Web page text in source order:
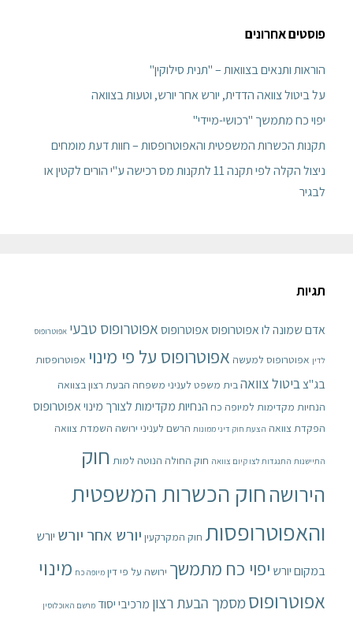
פוסטים אחרונים
הוראות ותנאים בצוואות – "תנית סילוקין"
על ביטול צוואה הדדית, יורש אחר יורש, וטעות בצוואה
יפוי כח מתמשך "רכושי-מיידי"
תקנות הכשרות המשפטית והאפוטרופסות – חוות דעת מומחים
ניצול הקלה לפי תקנה 11 לתקנות מס רכישה ע"י הורים לקטין או
לבגיר
תגיות
אדם שמונה לו אפוטרופוסאפוטרופוסאפוטרופוס טבעי אפוטרופוס
לדין אפוטרופוס למעשה אפוטרופוס על פי מינוי אפוטרופסות
בג"צביטול צוואהבית משפט לעניני משפחה הבעת רצון בצוואה
הנחיות מקדימות למיופה כח הנחיות מקדימות לצורך מינוי אפוטרופוס
הפקדת צוואה הצעת חוק דיני ממונות הרשם לעניני ירושה השמדת צוואה
התיישנות התנגדות לצו קיום צוואה חוק החולה הנוטה למות חוק
הירושהחוק הכשרות המשפטית
והאפוטרופסות חוק המקרקעין יורש אחר יורש יורש
במקום יורש יפוי כח מתמשך ירושה על פי דין מיופה כח מינוי
אפוטרופוס מסמך הבעת רצון מרכיבי יסוד מרשם האוכלוסין